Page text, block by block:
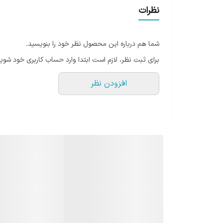
نظرات
شما هم درباره این محصول نظر خود را بنویسید.
برای ثبت نظر، لازم است ابتدا وارد حساب کاربری خود
افزودن نظر